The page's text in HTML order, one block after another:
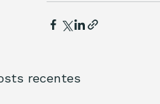
recentes